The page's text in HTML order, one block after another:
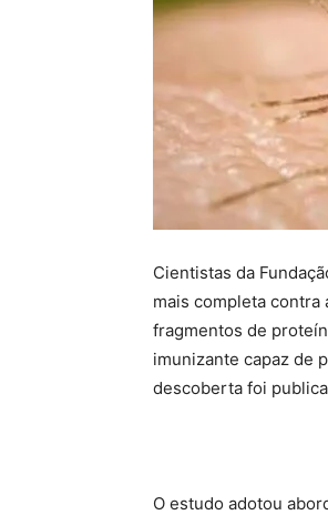
Cientistas da
mais completa
fragmentos de
imunizante capaz de
descoberta foi
O estudo adotou